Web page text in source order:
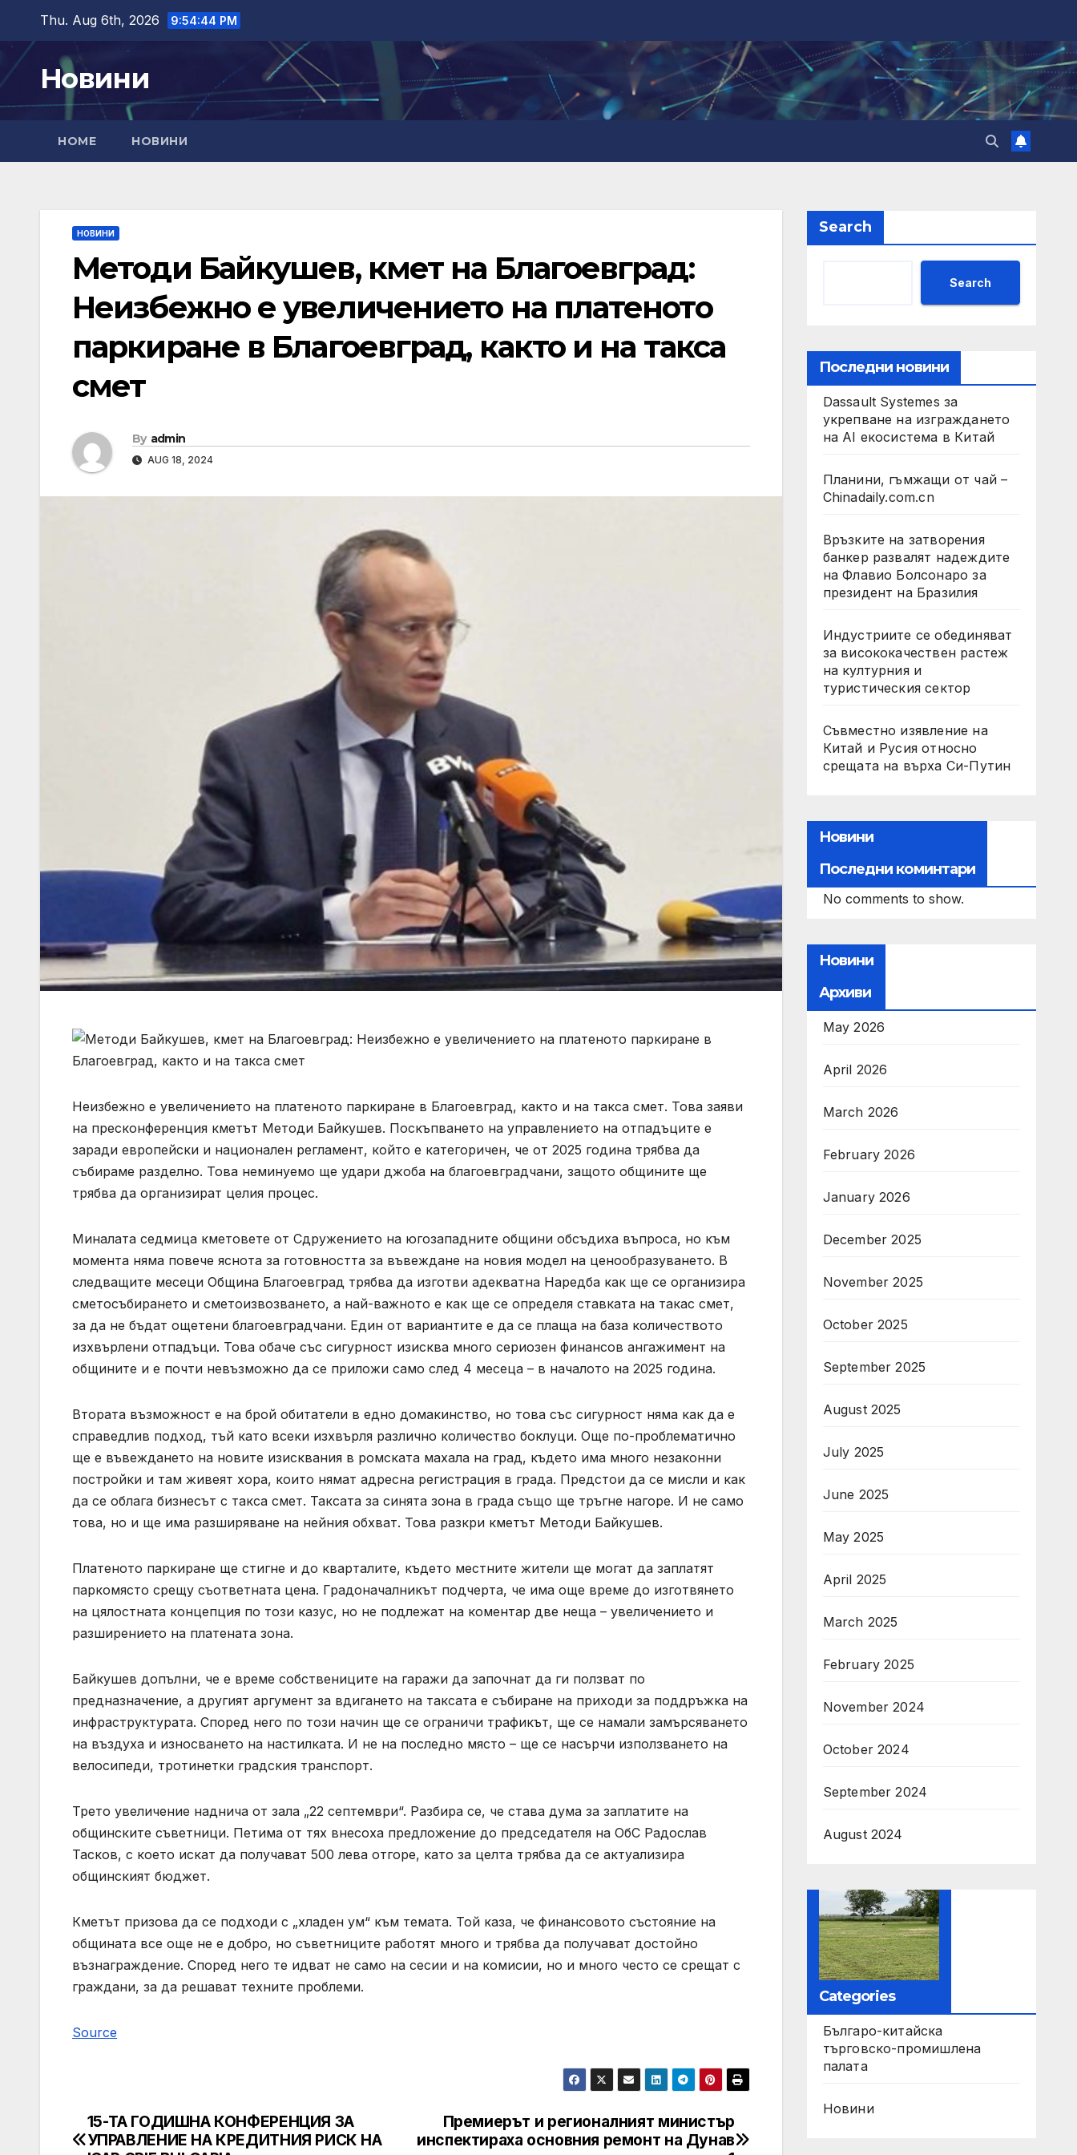
content
Thu. Aug 6th, 2026 9:54:45 PM
Новини
HOME НОВИНИ
НОВИНИ
Методи Байкушев, кмет на Благоевград:
Неизбежно е увеличението на платеното
паркиране в Благоевград, както и на такса
смет
By admin
AUG 18, 2024
Неизбежно е увеличението на платеното паркиране в Благоевград, както и на такса смет. Това заяви
на пресконференция кметът Методи Байкушев. Поскъпването на управлението на отпадъците е
заради европейски и национален регламент, който е категоричен, че от 2025 година трябва да
събираме разделно. Това неминуемо ще удари джоба на благоевградчани, защото общините ще
трябва да организират целия процес.
Миналата седмица кметовете от Сдружението на югозападните общини обсъдиха въпроса, но към
момента няма повече яснота за готовността за въвеждане на новия модел на ценообразуването. В
следващите месеци Община Благоевград трябва да изготви адекватна Наредба как ще се организира
сметосъбирането и сметоизвозването, а най-важното е как ще се определя ставката на такас смет,
за да не бъдат ощетени благоевградчани. Един от вариантите е да се плаща на база количеството
изхвърлени отпадъци. Това обаче със сигурност изисква много сериозен финансов ангажимент на
общините и е почти невъзможно да се приложи само след 4 месеца – в началото на 2025 година.
Втората възможност е на брой обитатели в едно домакинство, но това със сигурност няма как да е
справедлив подход, тъй като всеки изхвърля различно количество боклуци. Още по-проблематично
ще е въвеждането на новите изисквания в ромската махала на град, където има много незаконни
постройки и там живеят хора, които нямат адресна регистрация в града. Предстои да се мисли и как
да се облага бизнесът с такса смет. Таксата за синята зона в града също ще тръгне нагоре. И не само
това, но и ще има разширяване на нейния обхват. Това разкри кметът Методи Байкушев.
Платеното паркиране ще стигне и до кварталите, където местните жители ще могат да заплатят
паркомясто срещу съответната цена. Градоначалникът подчерта, че има още време до изготвянето
на цялостната концепция по този казус, но не подлежат на коментар две неща – увеличението и
разширението на платената зона.
Байкушев допълни, че е време собствениците на гаражи да започнат да ги ползват по
предназначение, а другият аргумент за вдигането на таксата е събиране на приходи за поддръжка на
инфраструктурата. Според него по този начин ще се ограничи трафикът, ще се намали замърсяването
на въздуха и износването на настилката. И не на последно място – ще се насърчи използването на
велосипеди, тротинетки градския транспорт.
Трето увеличение наднича от зала „22 септември“. Разбира се, че става дума за заплатите на
общинските съветници. Петима от тях внесоха предложение до председателя на ОбС Радослав
Тасков, с което искат да получават 500 лева отгоре, като за целта трябва да се актуализира
общинският бюджет.
Кметът призова да се подходи с „хладен ум“ към темата. Той каза, че финансовото състояние на
общината все още не е добро, но съветниците работят много и трябва да получават достойно
възнаграждение. Според него те идват не само на сесии и на комисии, но и много често се срещат с
граждани, за да решават техните проблеми.
Source
Post
Премиерът и регионалният министър
инспектираха основния ремонт на Дунав
15-ТА ГОДИШНА КОНФЕРЕНЦИЯ ЗА
УПРАВЛЕНИЕ НА КРЕДИТНИЯ РИСК НА
Search
Search
Последни новини
Dassault Systemes за
укрепване на изграждането
на AI екосистема в Китай
Планини, гъмжащи от чай –
Chinadaily.com.cn
Връзките на затворения
банкер развалят надеждите
на Флавио Болсонаро за
президент на Бразилия
Индустриите се обединяват
за висококачествен растеж
на културния и
туристическия сектор
Съвместно изявление на
Китай и Русия относно
срещата на върха Си-Путин
Новини
Последни коминтари
No comments to show.
Новини
Архиви
May 2026
April 2026
March 2026
February 2026
January 2026
December 2025
November 2025
October 2025
September 2025
August 2025
July 2025
June 2025
May 2025
April 2025
March 2025
February 2025
November 2024
October 2024
September 2024
August 2024
Categories
Българо-китайска
търговско-промишлена
палата
Новини